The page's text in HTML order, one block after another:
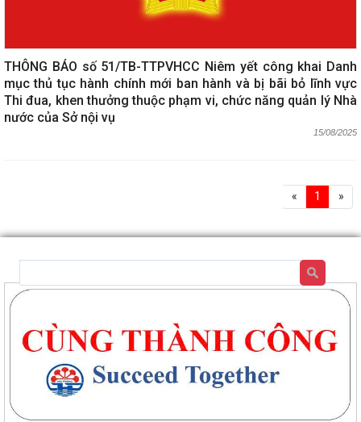
THÔNG BÁO số 51/TB-TTPVHCC Niêm yết công khai Danh
mục thủ tục hành chính mới ban hành và bị bãi bỏ lĩnh vực
Thi đua, khen thưởng thuộc phạm vi, chức năng quản lý Nhà
nước của Sở nội vụ
15/08/2025
« 1 »